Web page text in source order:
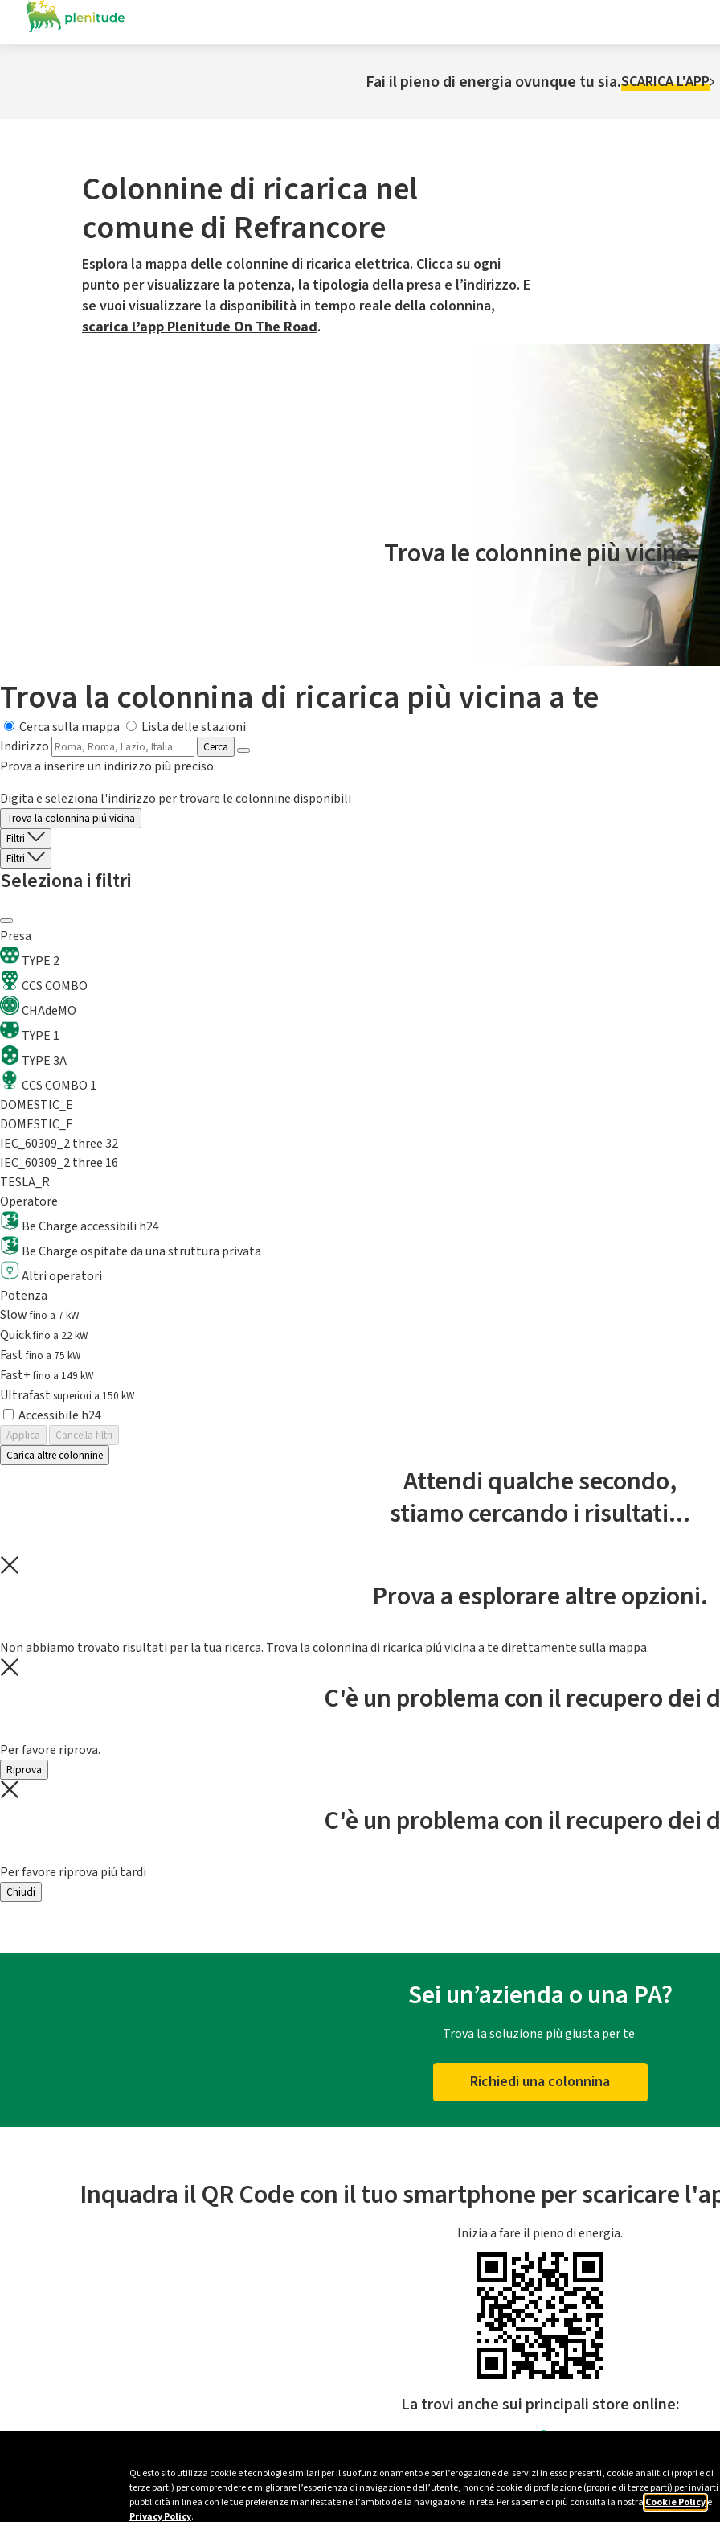
Questo sito utilizza cookie e tecnologie similari per il suo funzionamento e per l’erogazione dei servizi in esso presenti, cookie analitici (propri e di
terze parti) per comprendere e migliorare l’esperienza di navigazione dell’utente, nonché cookie di profilazione (propri e di terze parti) per inviarti
pubblicità in linea con le tue preferenze manifestate nell’ambito della navigazione in rete. Per saperne di più consulta la nostra Cookie Policye
Privacy Policy.
Fai il pieno di energia ovunque tu sia.SCARICA L'APP
Colonnine di ricarica nel
comune di Refrancore
Esplora la mappa delle colonnine di ricarica elettrica. Clicca su ogni
punto per visualizzare la potenza, la tipologia della presa e l’indirizzo. E
se vuoi visualizzare la disponibilità in tempo reale della colonnina,
scarica l’app Plenitude On The Road.
Il servizio di mobilità elettrica è gestito da Plenitude On The Road
Trova le colonnine più vicine.
Trova la colonnina di ricarica più vicina a te
Cerca sulla mappa
Lista delle stazioni
Indirizzo
Cerca
Prova a inserire un indirizzo più preciso.
Digita e seleziona l'indirizzo per trovare le colonnine disponibili
Trova la colonnina piú vicina
Filtri
Filtri
Seleziona i filtri
Presa
TYPE 2
CCS COMBO
CHAdeMO
TYPE 1
TYPE 3A
CCS COMBO 1
DOMESTIC_E
DOMESTIC_F
IEC_60309_2 three 32
IEC_60309_2 three 16
TESLA_R
Operatore
Be Charge accessibili h24
Be Charge ospitate da una struttura privata
Altri operatori
Potenza
Slowfino a 7 kW
Quickfino a 22 kW
Fastfino a 75 kW
Fast+fino a 149 kW
Ultrafast superiori a 150 kW
Accessibile h24
Applica
Cancella filtri
Carica altre colonnine
Attendi qualche secondo,
stiamo cercando i risultati...
Prova a esplorare altre opzioni.
Non abbiamo trovato risultati per la tua ricerca. Trova la colonnina di ricarica piú vicina a te direttamente sulla mappa.
C'è un problema con il recupero dei
Per favore riprova.
Riprova
C'è un problema con il recupero dei
Per favore riprova piú tardi
Chiudi
Sei un’azienda o una PA?
Trova la soluzione più giusta per te.
Richiedi una colonnina
Inquadra il QR Code con il tuo smartphone per scaricare
Inizia a fare il pieno di energia.
La trovi anche sui principali store online: